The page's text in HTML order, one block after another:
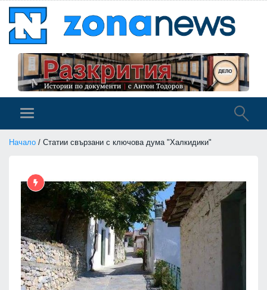
Начало / Статии свързани с ключова дума "Халкидики"